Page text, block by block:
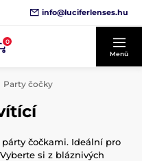
info@luciferlenses.hu
0
Menü
Party čočky
čočkami. Ideální pro
si z bláznivých